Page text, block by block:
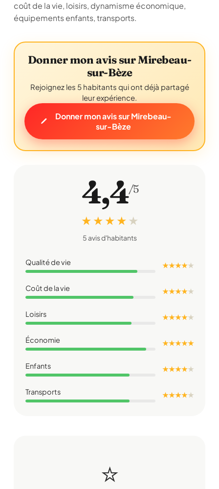
coût de la vie, loisirs, dynamisme économique,
équipements enfants, transports.
Donner mon avis sur Mirebeau-
sur-Bèze
Rejoignez les 5 habitants qui ont déjà partagé
leur expérience.
Donner mon avis sur Mirebeau-
sur-Bèze
4,4/5
★ ★ ★ ★ ★
5 avis d'habitants
Qualité de vie ★ ★ ★ ★★
Coût de la vie ★ ★ ★ ★★
Loisirs ★ ★ ★ ★★
Économie ★ ★ ★ ★ ★
Enfants ★ ★ ★ ★★
Transports ★ ★ ★ ★★
⭐